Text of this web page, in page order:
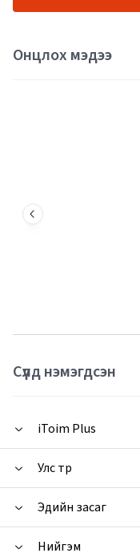
Онцлох мэдээ
Сүүлд нэмэгдсэн
iToim Plus
Улс төр
Эдийн засаг
Нийгэм